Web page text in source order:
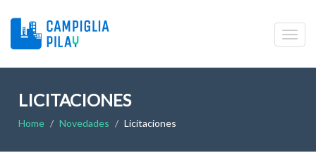
LICITACIONES
Home Novedades Licitaciones